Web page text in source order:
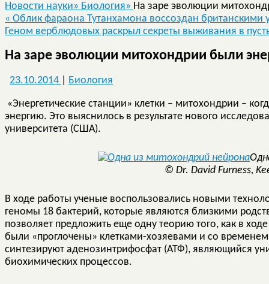
Новости науки» Биология» На заре эволюции
« Облик фараона Тутанхамона воссоздан британскими
Геном верблюдовых раскрыл секреты выживания в
На заре эволюции митохондрии были
23.10.2014 Биология
«Энергетические станции» клетки – митохондрии –
энергию. Это выяснилось в результате нового
университета (США).
© Dr. David Furness,
В ходе работы ученые воспользовались новыми
геномы 18 бактерий, которые являются близкими
позволяет предложить еще одну теорию того, как в
были «проглочены» клетками-хозяевами и со
синтезируют аденозинтрифосфат (АТФ), являющийся
биохимических процессов.